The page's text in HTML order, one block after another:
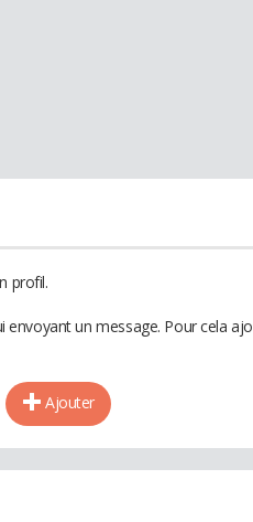
profil.
envoyant un message. Pour cela
Ajouter